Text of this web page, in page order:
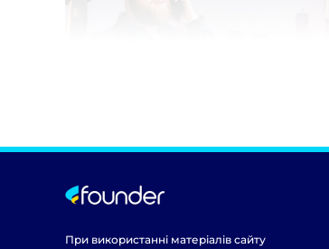
При використанні матеріалів сайту